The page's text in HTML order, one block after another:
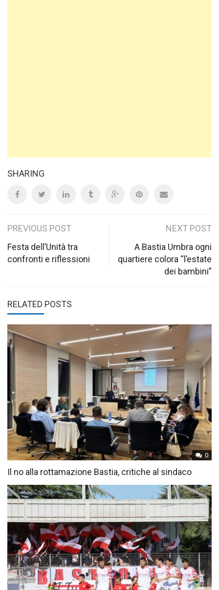
SHARING
Post
navigation
PREVIOUS POST
Festa dell’Unità tra
confronti e riflessioni
NEXT POST
A Bastia Umbra ogni
quartiere colora “l’estate
dei bambini”
RELATED POSTS
0
Il no alla rottamazione Bastia, critiche al sindaco